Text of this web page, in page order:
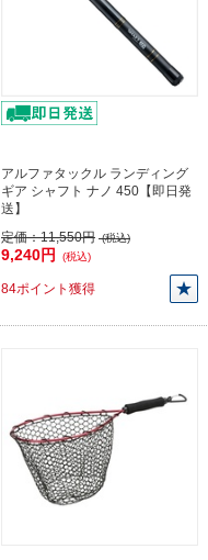
アルファタックル ランディング
ギア シャフト ナノ 450【即日発
送】
定価：11,550円 (税込)
9,240円 (税込)
84ポイント獲得